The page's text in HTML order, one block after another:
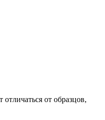
от образцов,